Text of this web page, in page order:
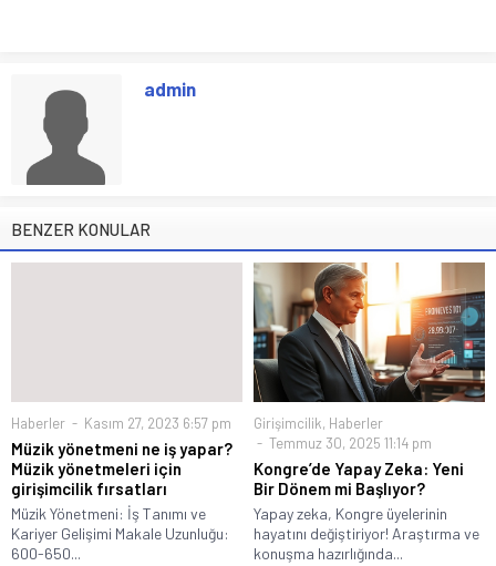
admin
BENZER KONULAR
Haberler Kasım 27, 2023 6:57 pm
Müzik yönetmeni ne iş yapar?
Müzik yönetmeleri için
girişimcilik fırsatları
Müzik Yönetmeni: İş Tanımı ve
Kariyer Gelişimi Makale Uzunluğu:
600-650...
Girişimcilik, Haberler
Temmuz 30, 2025 11:14 pm
Kongre’de Yapay Zeka: Yeni
Bir Dönem mi Başlıyor?
Yapay zeka, Kongre üyelerinin
hayatını değiştiriyor! Araştırma ve
konuşma hazırlığında...